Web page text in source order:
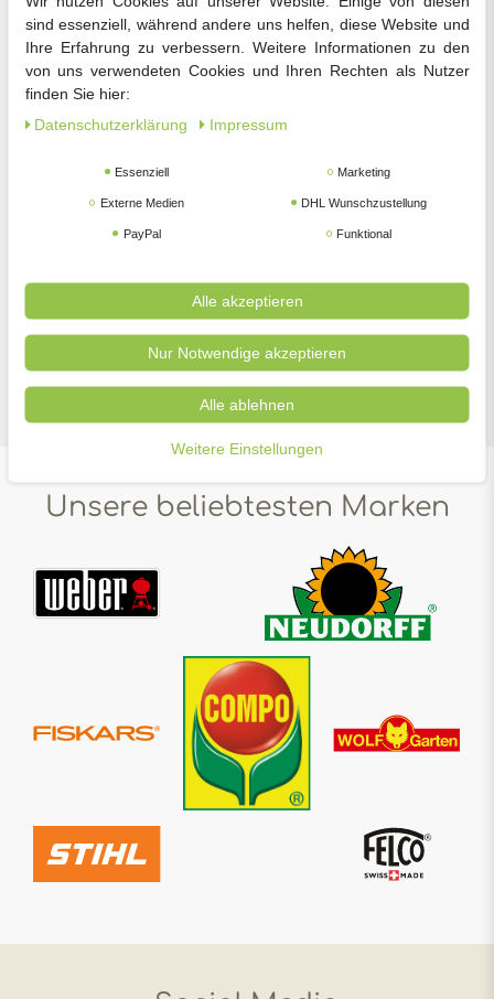
Gemüsesamen Blumensamen Anzucht
Zubehör
Unsere beliebtesten Marken
sind essenziell, während andere uns helfen, diese Website und
Ihre Erfahrung zu verbessern. Weitere Informationen zu den
von uns verwendeten Cookies und Ihren Rechten als Nutzer
finden Sie hier:
Daten­schutz­erklärung
Impressum
Essenziell Marketing
Externe Medien DHL Wunschzustellung
PayPal Funktional
Alle akzeptieren
Nur Notwendige akzeptieren
Alle ablehnen
Weitere Einstellungen